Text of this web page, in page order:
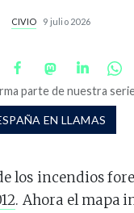
CIVIO 9 julio 2026
parte de nuestra
EN LLAMAS
los incendios
. Ahora el mapa